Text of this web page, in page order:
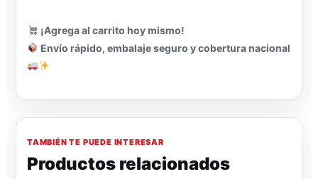
¡Agrega al carrito hoy mismo!
Envío rápido, embalaje seguro y cobertura nacional
TAMBIÉN TE PUEDE INTERESAR
Productos relacionados